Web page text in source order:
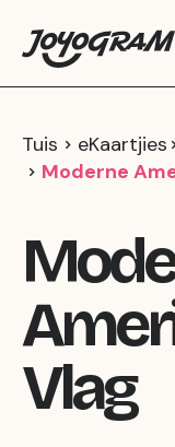
Tuis eKaartjies
Moderne
Vlag